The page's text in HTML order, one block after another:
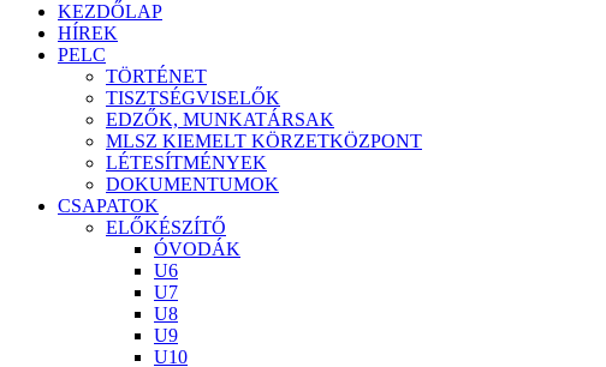
KEZDŐLAP
HÍREK
PELC
TÖRTÉNET
TISZTSÉGVISELŐK
EDZŐK, MUNKATÁRSAK
MLSZ KIEMELT KÖRZETKÖZPONT
LÉTESÍTMÉNYEK
DOKUMENTUMOK
CSAPATOK
ELŐKÉSZÍTŐ
ÓVODÁK
U6
U7
U8
U9
U10